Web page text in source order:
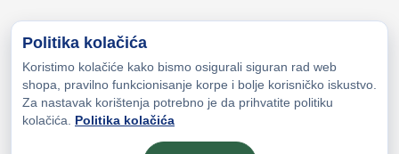
Copyright © 2026 Zeni-Lijek Apoteka. Sva prava zadržana
Politika kolačića
Koristimo kolačiće kako bismo osigurali siguran rad web
shopa, pravilno funkcionisanje korpe i bolje korisničko iskustvo.
Za nastavak korištenja potrebno je da prihvatite politiku
kolačića. Politika kolačića